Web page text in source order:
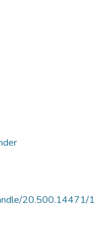
20.500.14471/1